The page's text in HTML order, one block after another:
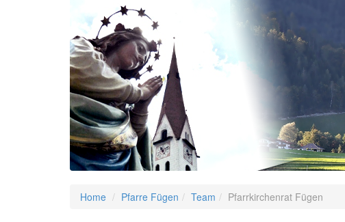
Home Pfarre Fügen Team Pfarrkirchenrat Fügen